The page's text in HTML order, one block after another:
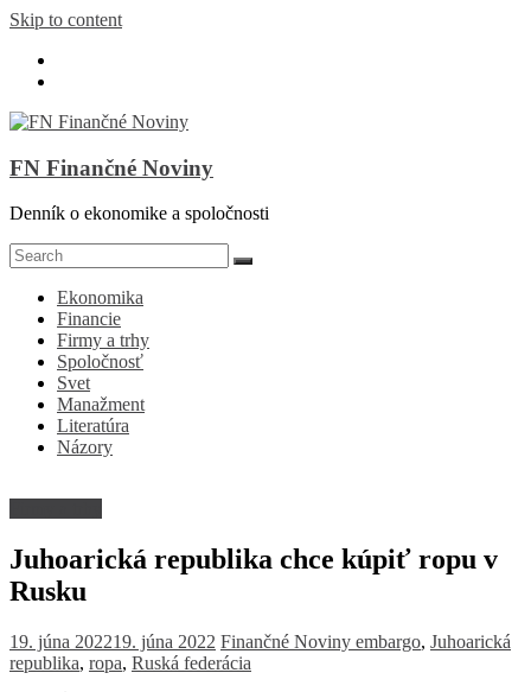
Skip to content
FN Finančné Noviny
Denník o ekonomike a spoločnosti
Ekonomika
Financie
Firmy a trhy
Spoločnosť
Svet
Manažment
Literatúra
Názory
Juhoarická republika chce kúpiť ropu v
Rusku
19. júna 202219. júna 2022 Finančné Noviny embargo, Juhoarická
republika, ropa, Ruská federácia